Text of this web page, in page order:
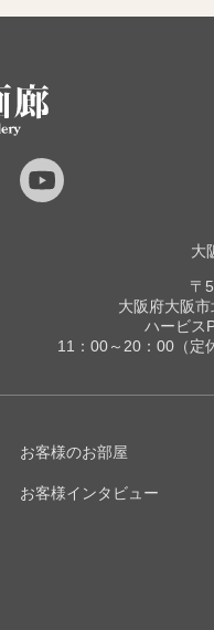
大
〒
大阪府大阪
ハービス
11：00～20：00（定
お客様のお部屋
お客様インタビュー